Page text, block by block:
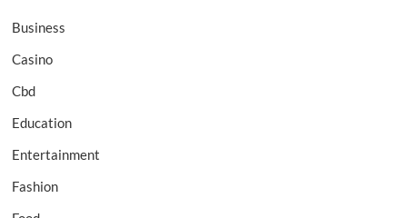
Business
Casino
Cbd
Education
Entertainment
Fashion